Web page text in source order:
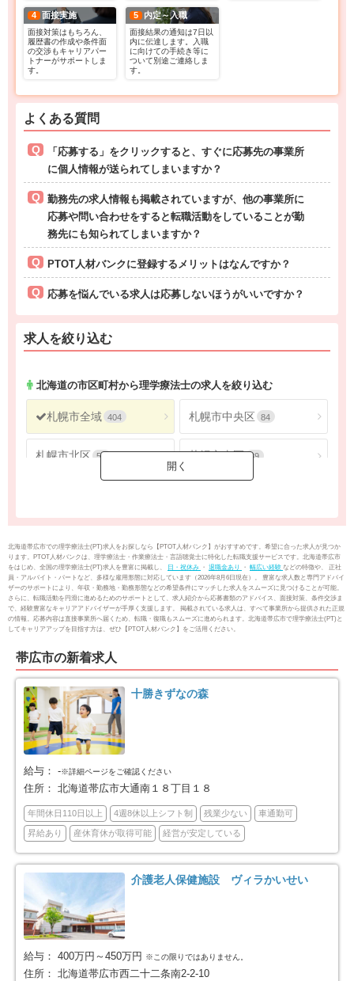
4 面接実施
面接対策はもちろん、
履歴書の作成や条件面
の交渉もキャリアパー
トナーがサポートしま
す。
5 内定～入職
面接結果の通知は7日以
内に伝達します。入職
に向けての手続き等に
ついて別途ご連絡しま
す。
よくある質問
「応募する」をクリックすると、すぐに応募先の事業所
に個人情報が送られてしまいますか？
勤務先の求人情報も掲載されていますが、他の事業所に
応募や問い合わせをすると転職活動をしていることが勤
務先にも知られてしまいますか？
PTOT人材バンクに登録するメリットはなんですか？
応募を悩んでいる求人は応募しないほうがいいですか？
求人を絞り込む
北海道の市区町村から理学療法士の求人を絞り込む
札幌市全域 404 札幌市中央区 84
札幌市北区 56 札幌市東区 39
札幌市厚別区 21 札幌市手稲区 30
札幌市清田区 27 函館市 25
小樽市 27
室蘭市 3 釧路市
帯広市 26
夕張市 2
網走市 10 留萌市 1
江別市 20
紋別市 2
名寄市 5 三笠市 3
北海道帯広市での理学療法士(PT)求人をお探しなら【PTOT人材バンク】がおすすめです。希望に合った求人が見つか
ります。PTOT人材バンクは、理学療法士・作業療法士・言語聴覚士に特化した転職支援サービスです。北海道帯広市
をはじめ、全国の理学療法士(PT)求人を豊富に掲載し、
日・祝休み ・ 退職金あり ・ 幅広い経験 などの特徴や、 正社
員・アルバイト・パートなど、多様な雇用形態に対応しています（2026年8月6日現在）。 豊富な求人数と専門アドバイ
ザーのサポートにより、年収・勤務地・勤務形態などの希望条件にマッチした求人をスムーズに見つけることが可能。
さらに、転職活動を円滑に進めるためのサポートとして、求人紹介から応募書類のアドバイス、面接対策、条件交渉ま
で、経験豊富なキャリアアドバイザーが手厚く支援します。 掲載されている求人は、すべて事業所から提供された正規
の情報。応募内容は直接事業所へ届くため、転職・復職もスムーズに進められます。北海道帯広市で理学療法士(PT)と
してキャリアアップを目指す方は、ぜひ【PTOT人材バンク】をご活用ください。
帯広市の新着求人
十勝きずなの森
給与： -※詳細ページをご確認ください
住所： 北海道帯広市大通南１８丁目１８
年間休日110日以上 4週8休以上シフト制 残業少ない 車通勤可
昇給あり 産休育休が取得可能 経営が安定している
介護老人保健施設 ヴィラかいせい
給与： 400万円～450万円 ※この限りではありません。
住所： 北海道帯広市西二十二条南2-2-10